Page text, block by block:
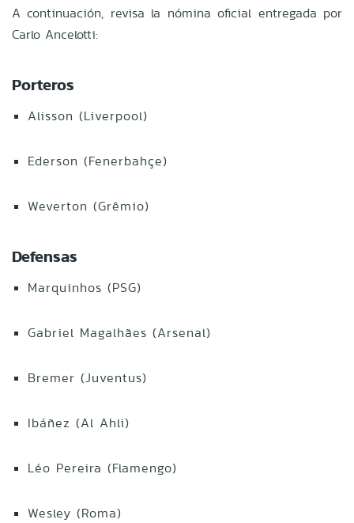
A continuación, revisa la nómina oficial entregada por
Carlo Ancelotti:
Porteros
Alisson (Liverpool)
Ederson (Fenerbahçe)
Weverton (Grêmio)
Defensas
Marquinhos (PSG)
Gabriel Magalhães (Arsenal)
Bremer (Juventus)
Ibáñez (Al Ahli)
Léo Pereira (Flamengo)
Wesley (Roma)